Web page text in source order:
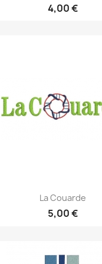
4,00 €
La Couarde
5,00 €